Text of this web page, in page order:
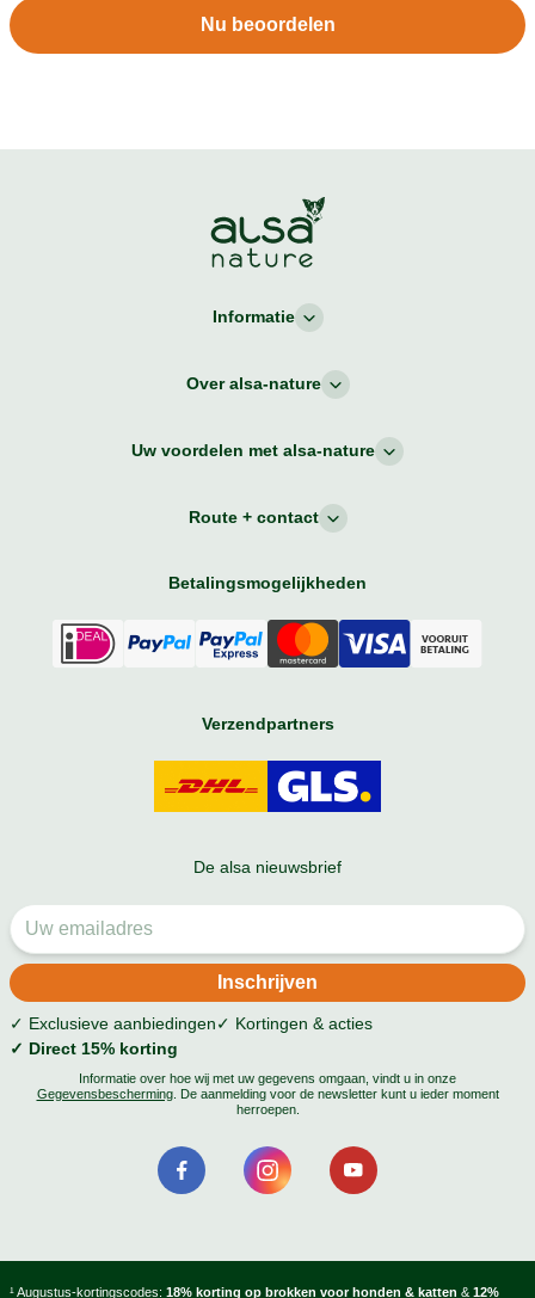
Nu beoordelen
Informatie
Over alsa-nature
Uw voordelen met alsa-nature
Route + contact
Betalingsmogelijkheden
Verzendpartners
De alsa nieuwsbrief
✓ Exclusieve aanbiedingen✓ Kortingen & acties
✓ Direct 15% korting
Informatie over hoe wij met uw gegevens omgaan, vindt u in onze
Gegevensbescherming. De aanmelding voor de newsletter kunt u ieder moment
herroepen.
¹ Augustus-kortingscodes: 18% korting op brokken voor honden & katten &12%